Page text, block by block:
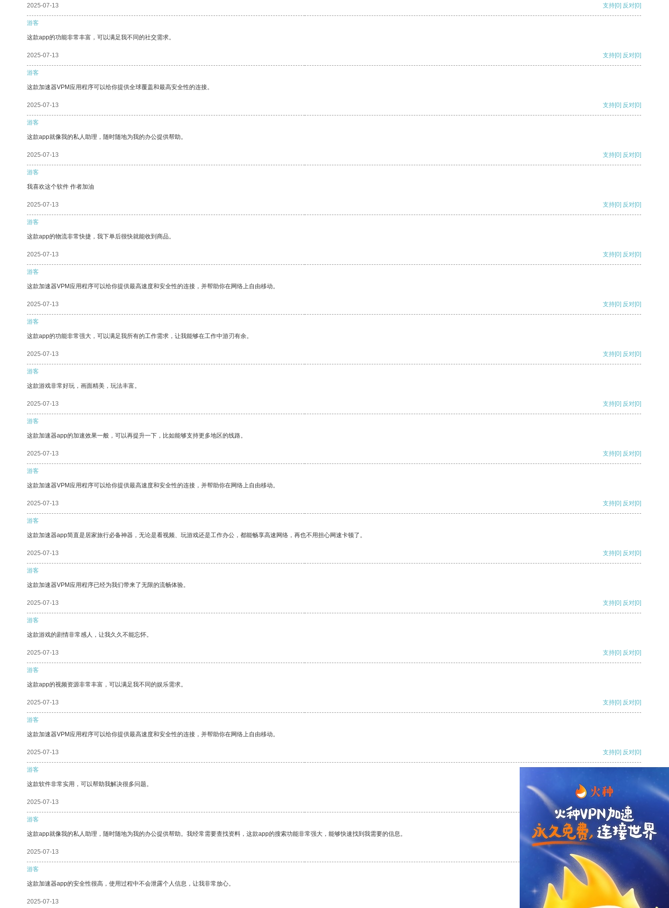
2025-07-13 支持[0] 反对[0]
游客
这款app的功能非常丰富，可以满足我不同的社交需求。
2025-07-13 支持[0] 反对[0]
游客
这款加速器VPM应用程序可以给你提供全球覆盖和最高安全性的连接。
2025-07-13 支持[0] 反对[0]
游客
这款app就像我的私人助理，随时随地为我的办公提供帮助。
2025-07-13 支持[0] 反对[0]
游客
我喜欢这个软件 作者加油
2025-07-13 支持[0] 反对[0]
游客
这款app的物流非常快捷，我下单后很快就能收到商品。
2025-07-13 支持[0] 反对[0]
游客
这款加速器VPM应用程序可以给你提供最高速度和安全性的连接，并帮助你在网络上自由移动。
2025-07-13 支持[0] 反对[0]
游客
这款app的功能非常强大，可以满足我所有的工作需求，让我能够在工作中游刃有余。
2025-07-13 支持[0] 反对[0]
游客
这款游戏非常好玩，画面精美，玩法丰富。
2025-07-13 支持[0] 反对[0]
游客
这款加速器app的加速效果一般，可以再提升一下，比如能够支持更多地区的线路。
2025-07-13 支持[0] 反对[0]
游客
这款加速器VPM应用程序可以给你提供最高速度和安全性的连接，并帮助你在网络上自由移动。
2025-07-13 支持[0] 反对[0]
游客
这款加速器app简直是居家旅行必备神器，无论是看视频、玩游戏还是工作办公，都能畅享高速网络，再也不用担心网速卡顿了。
2025-07-13 支持[0] 反对[0]
游客
这款加速器VPM应用程序已经为我们带来了无限的流畅体验。
2025-07-13 支持[0] 反对[0]
游客
这款游戏的剧情非常感人，让我久久不能忘怀。
2025-07-13 支持[0] 反对[0]
游客
这款app的视频资源非常丰富，可以满足我不同的娱乐需求。
2025-07-13 支持[0] 反对[0]
游客
这款加速器VPM应用程序可以给你提供最高速度和安全性的连接，并帮助你在网络上自由移动。
2025-07-13 支持[0] 反对[0]
游客
这款软件非常实用，可以帮助我解决很多问题。
2025-07-13
游客
这款app就像我的私人助理，随时随地为我的办公提供帮助。我经常需要查找资料，这款app的搜索功能非常强大，能够快速找到我需要的信息。
2025-07-13 反对
游客
这款加速器app的安全性很高，使用过程中不会泄露个人信息，让我非常放心。
2025-07-13 反对[0]